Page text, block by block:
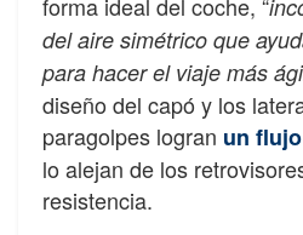
del aire simétrico que
para hacer el viaje más
diseño del capó y los
paragolpes logran un
lo alejan de los
resistencia.